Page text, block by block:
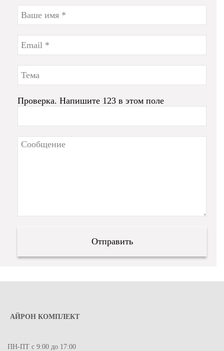
Проверка. Напишите 123 в этом поле
АЙРОН КОМПЛЕКТ
ПН-ПТ с 9:00 до 17:00